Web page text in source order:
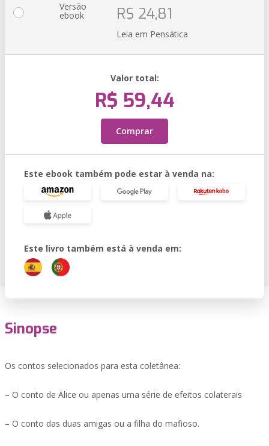
Versão
ebook R$ 24,81
Leia em Pensática
Valor total:
R$ 59,44
Comprar
Este ebook também pode estar à venda na:
Este livro também está à venda em:
Sinopse
Os contos selecionados para esta coletânea:
– O conto de Alice ou apenas uma série de efeitos colaterais
– O conto das duas amigas ou a filha do mafioso.